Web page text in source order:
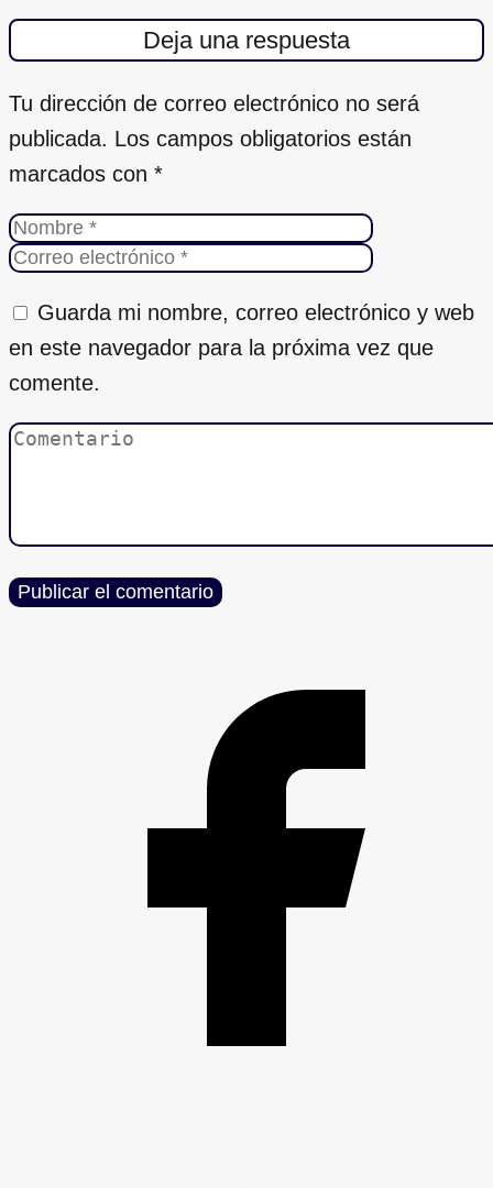
Deja una respuesta
Tu dirección de correo electrónico no será
publicada. Los campos obligatorios están
marcados con *
Guarda mi nombre, correo electrónico y web
en este navegador para la próxima vez que
comente.